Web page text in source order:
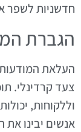
חדשניות לשפר
הגברת
העלאת
צעד קרדינלי.
וללקוחות,
אנשים יבינו